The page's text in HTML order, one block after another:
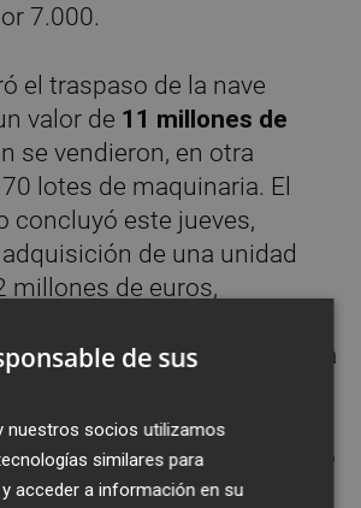
7.000.
el traspaso de la nave
valor de 11 millones de
se vendieron, en otra
lotes de maquinaria. El
concluyó este jueves,
de una unidad
millones de euros,
líneas de Finn Power y
como la marca de la propia
euros.
un gran interés, recabando
de200 particulares y
de sus
nuestros socios utilizamos
similares para
acceder a información en su